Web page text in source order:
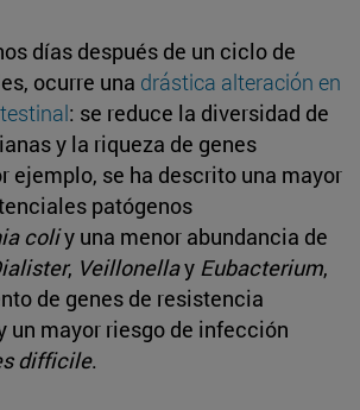
días después de un ciclo de
ocurre una drástica alteración en
: se reduce la diversidad de
y la riqueza de genes
ejemplo, se ha descrito una mayor
patógenos
coliy una menor abundancia de
, Veillonellay Eubacterium,
de genes de resistencia
un mayor riesgo de infección
difficile.